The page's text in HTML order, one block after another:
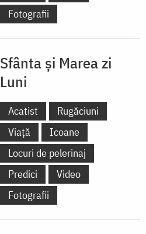
Fotografii
Sfânta și Marea zi
Luni
Acatist
Rugăciuni
Viață
Icoane
Locuri de pelerinaj
Predici
Video
Fotografii